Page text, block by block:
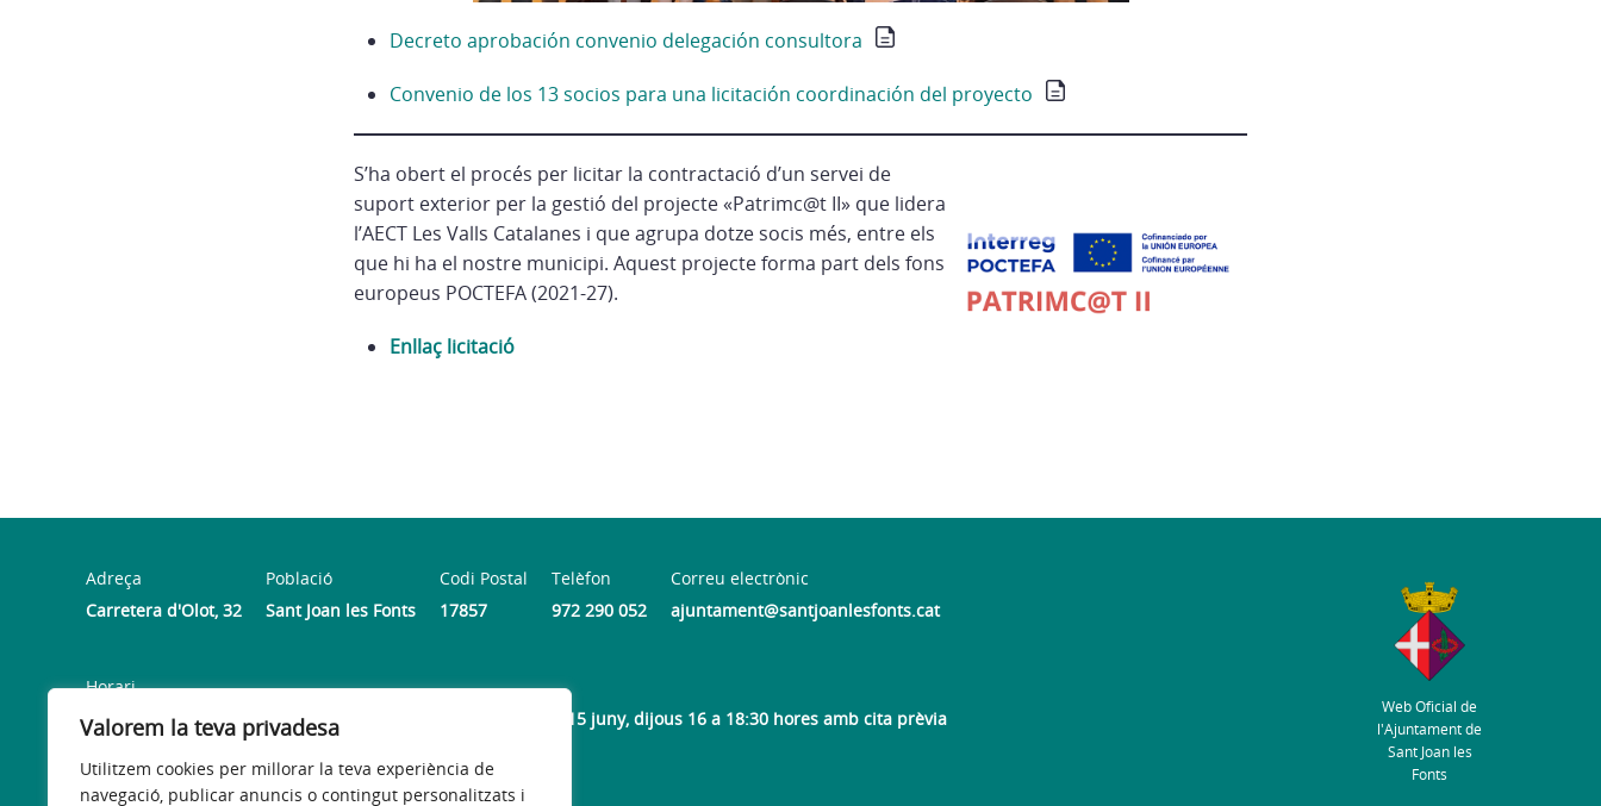
Valorem la teva privadesa
Utilitzem cookies per millorar la teva experiència de
navegació, publicar anuncis o contingut personalitzats i
Decreto aprobación convenio delegación consultora
Convenio de los 13 socios para una licitación coordinación del proyecto
S’ha obert el procés per licitar la contractació d’un servei de
suport exterior per la gestió del projecte «Patrimc@t II» que lidera
l’AECT Les Valls Catalanes i que agrupa dotze socis més, entre els
que hi ha el nostre municipi. Aquest projecte forma part dels fons
europeus POCTEFA (2021-27).
Enllaç licitació
Adreça
Carretera d'Olot, 32
Població
Sant Joan les Fonts
Codi Postal
17857
Telèfon
972 290 052
Correu electrònic
ajuntament@santjoanlesfonts.cat
Horari
De dilluns a divendres de 9 a 14 hores | Del 15 setembre al 15 juny, dijous 16 a 18:30 hores amb cita prèvia
Web Oficial de
l'Ajuntament de
Sant Joan les
Fonts